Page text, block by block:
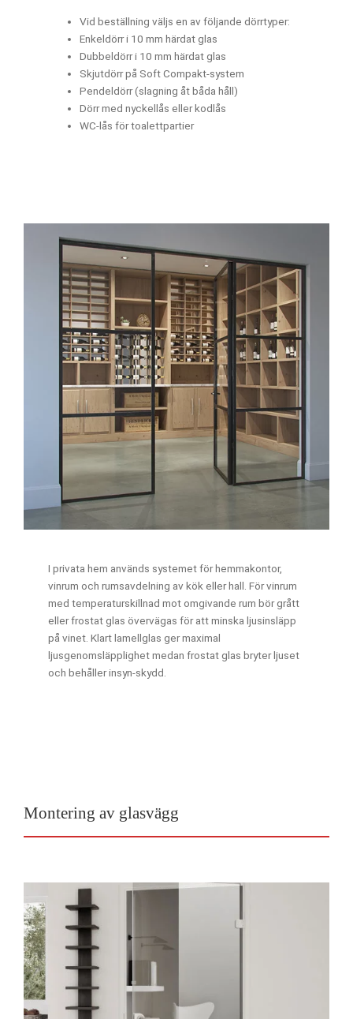
Vid beställning väljs en av följande dörrtyper:
Enkeldörr i 10 mm härdat glas
Dubbeldörr i 10 mm härdat glas
Skjutdörr på Soft Compakt-system
Pendeldörr (slagning åt båda håll)
Dörr med nyckellås eller kodlås
WC-lås för toalettpartier
I privata hem används systemet för hemmakontor,
vinrum och rumsavdelning av kök eller hall. För vinrum
med temperaturskillnad mot omgivande rum bör grått
eller frostat glas övervägas för att minska ljusinsläpp
på vinet. Klart lamellglas ger maximal
ljusgenomsläpplighet medan frostat glas bryter ljuset
och behåller insyn-skydd.
Montering av glasvägg